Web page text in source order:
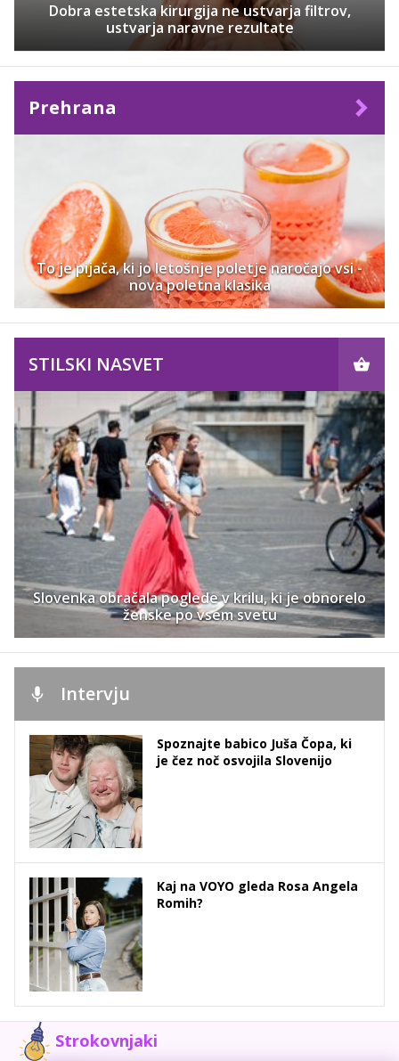
Dobra estetska kirurgija ne ustvarja filtrov,
ustvarja naravne rezultate
Prehrana
To je pijača, ki jo letošnje poletje naročajo vsi -
nova poletna klasika
STILSKI NASVET
Slovenka obračala poglede v krilu, ki je obnorelo
ženske po vsem svetu
Intervju
Spoznajte babico Juša Čopa, ki
je čez noč osvojila Slovenijo
Kaj na VOYO gleda Rosa Angela
Romih?
Strokovnjaki